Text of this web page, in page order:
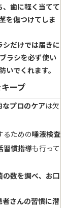
、歯に軽く当てて
を傷つけてしま
シだけでは届きに
ラシを必ず使い
いでくれます。
ープ
なプロのケアは欠
るための唾液検査
習慣指導も行って
数を調べ、お口
者さんの習慣に潜